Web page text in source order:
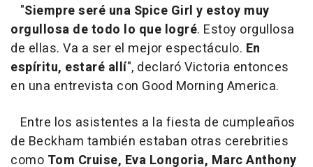
"Siempre seré una Spice Girl y estoy muy
orgullosa de todo lo que logré. Estoy orgullosa
de ellas. Va a ser el mejor espectáculo. En
espíritu, estaré allí", declaró Victoria entonces
en una entrevista con Good Morning America.
Entre los asistentes a la fiesta de cumpleaños
de Beckham también estaban otras cerebrities
como Tom Cruise, Eva Longoria, Marc Anthony